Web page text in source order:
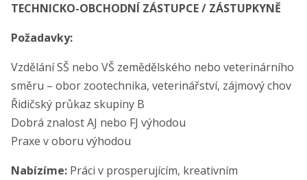
TECHNICKO-OBCHODNÍ ZÁSTUPCE / ZÁSTUPKYNĚ
Požadavky:
Vzdělání SŠ nebo VŠ zemědělského nebo veterinárního
směru – obor zootechnika, veterinářství, zájmový chov
Řidičský průkaz skupiny B
Dobrá znalost AJ nebo FJ výhodou
Praxe v oboru výhodou
Nabízíme: Práci v prosperujícím, kreativním